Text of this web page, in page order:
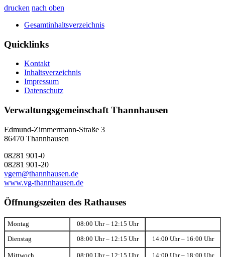
drucken nach oben
Gesamtinhaltsverzeichnis
Quicklinks
Kontakt
Inhaltsverzeichnis
Impressum
Datenschutz
Verwaltungsgemeinschaft Thannhausen
Edmund-Zimmermann-Straße 3
86470 Thannhausen
08281 901-0
08281 901-20
vgem@thannhausen.de
www.vg-thannhausen.de
Öffnungszeiten des Rathauses
Montag 08:00 Uhr – 12:15 Uhr
Dienstag 08:00 Uhr – 12:15 Uhr 14:00 Uhr – 16:00 Uhr